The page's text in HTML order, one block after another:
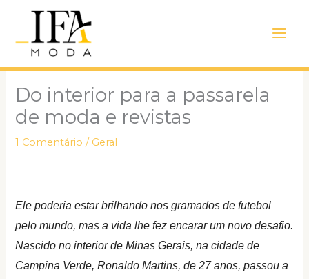
conteúdo
Menu
Do interior para a passarela
de moda e revistas
1 Comentário / Geral
Ele poderia estar brilhando nos gramados de futebol
pelo mundo, mas a vida lhe fez encarar um novo desafio.
Nascido no interior de Minas Gerais, na cidade de
Campina Verde, Ronaldo Martins, de 27 anos, passou a